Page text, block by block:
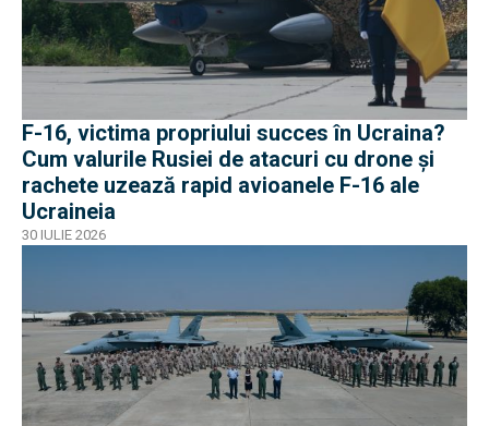
F-16, victima propriului succes în Ucraina?
Cum valurile Rusiei de atacuri cu drone și
rachete uzează rapid avioanele F-16 ale
Ucraineia
30 IULIE 2026